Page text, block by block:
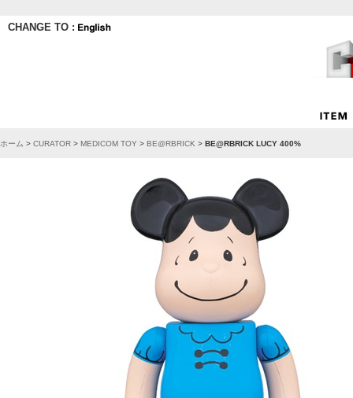
CHANGE TO :
ホーム > CURATOR > MEDICOM TOY > BE@RBRICK > BE@RBRICK LUCY 400%